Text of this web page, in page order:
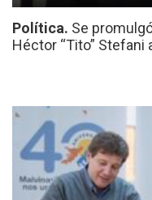
Política. Se
Héctor “Tito” Stefani